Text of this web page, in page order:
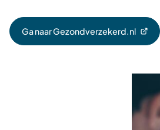
Ga naar Gezondverzekerd.nl
(Verwijst